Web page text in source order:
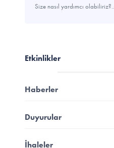
Etkinlikler
Haberler
Duyurular
İhaleler